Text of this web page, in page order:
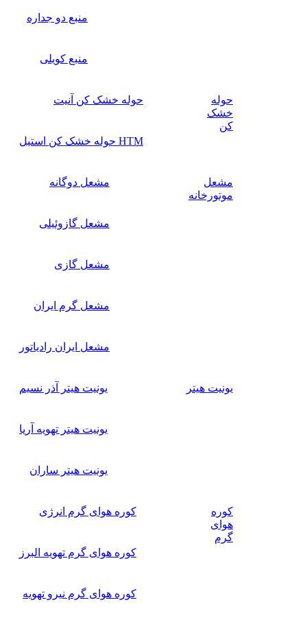
منبع دو جداره
منبع کویلی
حوله
خشک
کن
حوله خشک کن آنیت
HTM حوله خشک کن استیل
مشعل
موتورخانه
مشعل دوگانه
مشعل گازوئیلی
مشعل گازی
مشعل گرم ایران
مشعل ایران رادیاتور
یونیت هیتر یونیت هیتر آذر نسیم
یونیت هیتر تهویه آریا
یونیت هیتر ساران
کوره
هوای
گرم
کوره هوای گرم انرژی
کوره هوای گرم تهویه البرز
کوره هوای گرم نیرو تهویه